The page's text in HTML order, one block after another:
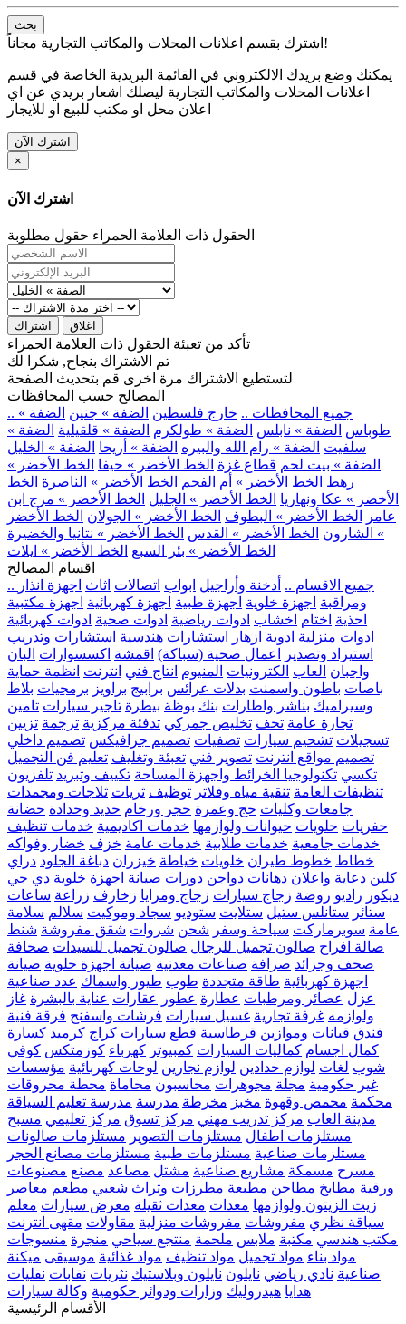
بحث
اشترك بقسم اعلانات المحلات والمكاتب التجارية مجاناً!
يمكنك وضع بريدك الالكتروني في القائمة البريدية الخاصة في قسم
اعلانات المحلات والمكاتب التجارية ليصلك اشعار بريدي عن اي
اعلان محل او مكتب للبيع او للايجار
اشترك الآن
×
اشترك الآن
الحقول ذات العلامة الحمراء حقول مطلوبة
اشتراك اغلاق
تأكد من تعبئة الحقول ذات العلامة الحمراء
تم الاشتراك بنجاح, شكرا لك
لتستطيع الاشتراك مرة اخرى قم بتحديث الصفحة
المصالح حسب المحافظات
.. جميع المحافظات .. خارج فلسطين الضفة » جنين الضفة »
طوباس الضفة » نابلس الضفة » طولكرم الضفة » قلقيلية الضفة »
سلفيت الضفة » رام الله والبيره الضفة » أريحا الضفة » الخليل
الضفة » بيت لحم قطاع غزة الخط الأخضر » حيفا الخط الأخضر »
رهط الخط الأخضر » أم الفحم الخط الأخضر » الناصرة الخط
الأخضر » عكا ونهاريا الخط الأخضر » الجليل الخط الأخضر » مرج ابن
عامر
الخط الأخضر » البطوف الخط الأخضر » الجولان الخط الأخضر
» الشارون الخط الأخضر » القدس الخط الأخضر » نتانيا والخضيرة
الخط الأخضر » بئر السبع الخط الأخضر » ايلات
اقسام المصالح
.. جميع الاقسام .. أدخنة وأراجيل ابواب اتصالات اثاث اجهزة انذار
ومراقبة اجهزة خلوية اجهزة طبية اجهزة كهربائية اجهزة مكتبية
احذية اختام اخشاب ادوات رياضية ادوات صحية ادوات كهربائية
ادوات منزلية ادوية ازهار استشارات هندسية استشارات وتدريب
استيراد وتصدير
اعمال صحية (سباكة) اقمشة اكسسوارات البان
واجبان العاب الكترونيات المنيوم انتاج فني انترنت انظمة حماية
باصات باطون واسمنت بدلات عرائس برابيج براويز برمجيات بلاط
وسيراميك بناشر واطارات بنك بوظة بيطرة تاجير سيارات تامين
تجارة عامة تحف تخليص جمركي تدفئة مركزية ترجمة تزيين
تسجيلات تشحيم سيارات تصفيات تصميم جرافيكس تصميم داخلي
تصميم مواقع انترنت تصوير فني تعبئة وتغليف تعليم فن التجميل
تكسي تكنولوجيا الخرائط واجهزة المساحة تكييف وتبريد تلفزيون
تنظيفات العامة تنقية مياه وفلاتر توظيف ثريات ثلاجات ومجمدات
جامعات وكليات حج وعمرة حجر ورخام حديد وحدادة حضانة
حفريات حلويات حيوانات ولوازمها خدمات اكاديمية خدمات تنظيف
خدمات جامعية خدمات طلابية خدمات عامة خزف خضار وفواكه
خطاط خطوط طيران خلويات خياطة خيزران دباغة الجلود دراي
كلين دعاية واعلان دهانات دواجن دورات صيانة اجهزة خلوية دي جي
ديكور راديو روضة زجاج سيارات زجاج ومرايا زخارف زراعة ساعات
ستائر ستانلس ستيل ستلايت ستوديو سجاد وموكيت سلالم سلامة
عامة سوبرماركت سياحة وسفر شحن شروات شقق مفروشة شنط
صالة افراح صالون تجميل للرجال صالون تجميل للسيدات صحافة
صحف وجرائد صرافة صناعات معدنية صيانة اجهزة خلوية صيانة
اجهزة كهربائية طاقة متجددة طوب طيور واسماك عدد صناعية
عزل عصائر ومرطبات عطارة عطور عقارات عناية بالبشرة غاز
ولوازمه غرفة تجارية غسيل سيارات فرشات واسفنج فرقة فنية
فندق قبانات وموازين قرطاسية قطع سيارات كراج كرميد كسارة
كمال اجسام كماليات السيارات كمبيوتر كهرباء كوزمتكس كوفي
شوب لغات لوازم حدادين لوازم نجارين لوحات كهربائية مؤسسات
غير حكومية مجلة مجوهرات محاسبون محاماة محطة محروقات
محكمة محمص وقهوة مخبز مخرطة مدرسة مدرسة تعليم السياقة
مدينة العاب مركز تدريب مهني مركز تسوق مركز تعليمي مسبح
مستلزمات اطفال مستلزمات التصوير مستلزمات صالونات
مستلزمات صناعية مستلزمات طبية مستلزمات مصانع الحجر
مسرح مسمكة مشاريع صناعية مشتل مصاعد مصنع مصنوعات
ورقية مطابخ مطاحن مطبعة مطرزات وتراث شعبي مطعم معاصر
زيت الزيتون ولوازمها معدات معدات ثقيلة معرض سيارات معلم
سياقة نظري مفروشات مفروشات منزلية مقاولات مقهى انترنت
مكتب هندسي مكتبة ملابس ملحمة منتجع سياحي منجرة منسوجات
مواد بناء مواد تجميل مواد تنظيف مواد غذائية موسيقى ميكنة
صناعية نادي رياضي نايلون نايلون وبلاستيك نثريات نقابات نقليات
هدايا هيدروليك وزارات ودوائر حكومية وكالة سيارات
الأقسام الرئيسية